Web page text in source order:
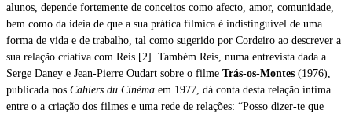
alunos, depende fortemente de conceitos como afecto, amor, comunidade,
bem como da ideia de que a sua prática fílmica é indistinguível de uma
forma de vida e de trabalho, tal como sugerido por Cordeiro ao descrever a
sua relação criativa com Reis [2]. Também Reis, numa entrevista dada a
Serge Daney e Jean-Pierre Oudart sobre o filme Trás-os-Montes (1976),
publicada nos Cahiers du Cinéma em 1977, dá conta desta relação íntima
entre o a criação dos filmes e uma rede de relações: “Posso dizer-te que